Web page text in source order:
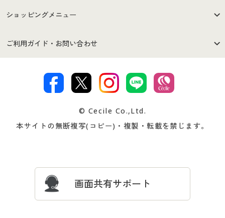
はじめての方へ
セシールご利用規約
著作権・商標について 会社案内
ショッピングメニュー
商品カテゴリ
プレゼント＆キャンペーン サイトマップ
ご利用ガイド・お問い合わせ
交換・返品は お支払は
ついて
忘れの場合
© Cecile Co.,Ltd.
本サイトの無断複写(コピー)・複製・転載を禁じます。
画面共有サポート